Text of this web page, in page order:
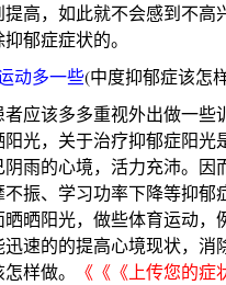
高，如此就不会感到不高
郁症症状的。
动多一些(中度抑郁症该怎
该多多重视外出做一些
光，关于治疗抑郁症阳光
雨的心境，活力充沛。因
振、学习功率下降等抑郁
晒阳光，做些体育运动，
速的的提高心境现状，消
样做。
《《《上传您的症